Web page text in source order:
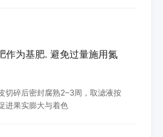
作为基肥. 避免过量施用氮
切碎后密封腐熟2–3周，取滤液按
进果实膨大与着色